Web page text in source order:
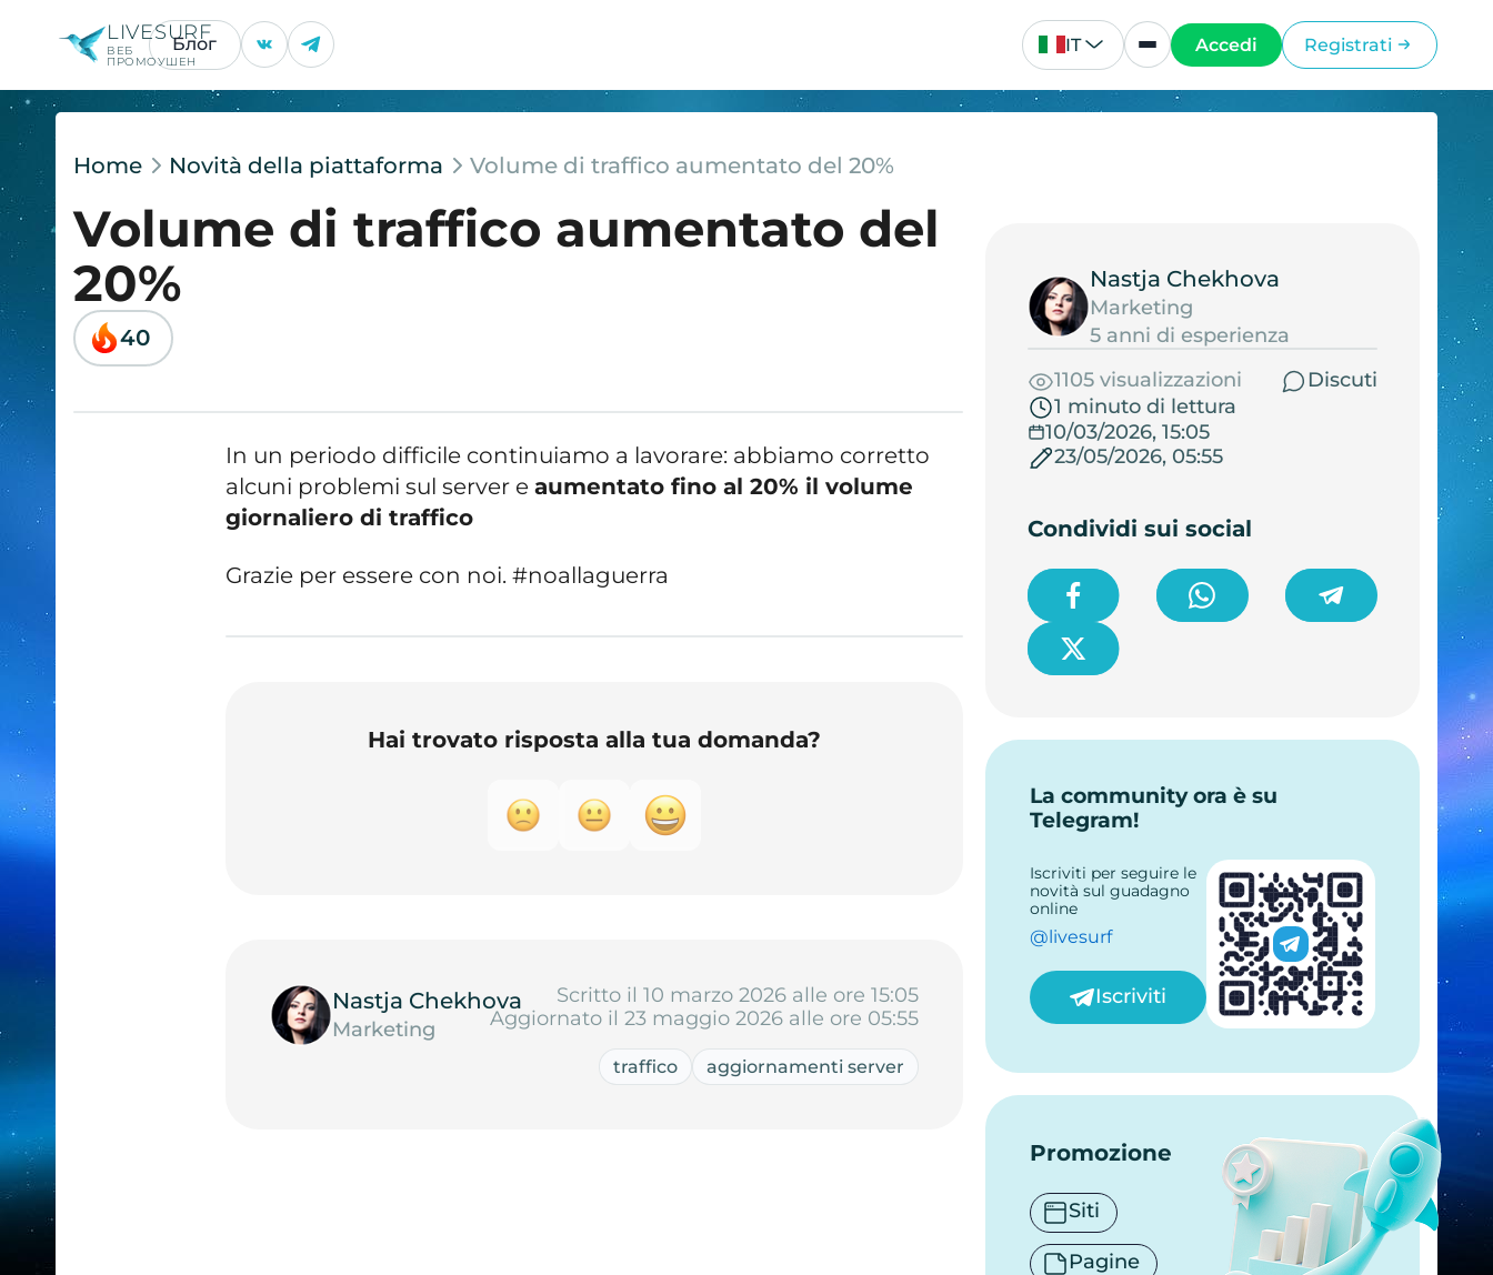
LIVESURF
ВЕБ
ПРОМОУШЕН
Блог IT Accedi Registrati
Home Novità della piattaforma Volume di traffico aumentato del 20%
Volume di traffico aumentato del
20%
40
In un periodo difficile continuiamo a lavorare: abbiamo corretto
alcuni problemi sul server eaumentato fino al 20% il volume
giornaliero di traffico
Grazie per essere con noi. #noallaguerra
Hai trovato risposta alla tua domanda?
Nastja Chekhova
Marketing
Scritto il 10 marzo 2026 alle ore 15:05
Aggiornato il 23 maggio 2026 alle ore 05:55
traffico aggiornamenti server
Nastja Chekhova
Marketing
5 anni di esperienza
1105 visualizzazioni
Discuti
1 minuto di lettura
10/03/2026, 15:05
23/05/2026, 05:55
Condividi sui social
La community ora è su
Telegram!
Iscriviti per seguire le
novità sul guadagno
online
@livesurf
Iscriviti
Promozione
Siti
Pagine